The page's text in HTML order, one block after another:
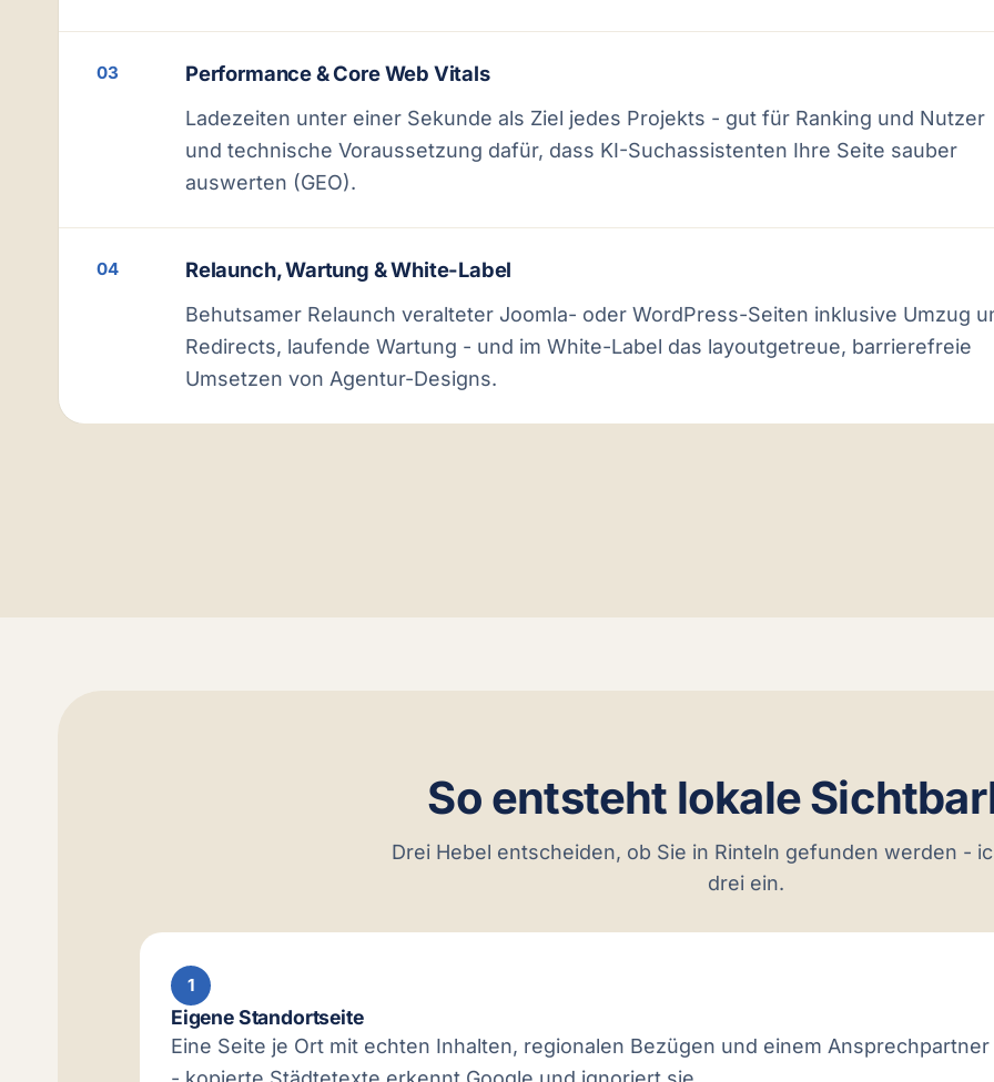
03 Performance & Core Web Vitals
Ladezeiten unter einer Sekunde als Ziel jedes Projekts - gut für Ranking und Nutzer
und technische Voraussetzung dafür, dass KI-Suchassistenten Ihre Seite sauber
auswerten (GEO).
04 Relaunch, Wartung & White-Label
Behutsamer Relaunch veralteter Joomla- oder WordPress-Seiten inklusive Umzug
Redirects, laufende Wartung - und im White-Label das layoutgetreue, barrierefreie
Umsetzen von Agentur-Designs.
So entsteht lokale
Drei Hebel entscheiden, ob Sie in Rinteln gefunden werden -
drei ein.
1
Eigene Standortseite
Eine Seite je Ort mit echten Inhalten, regionalen Bezügen und einem Ansprechpartner